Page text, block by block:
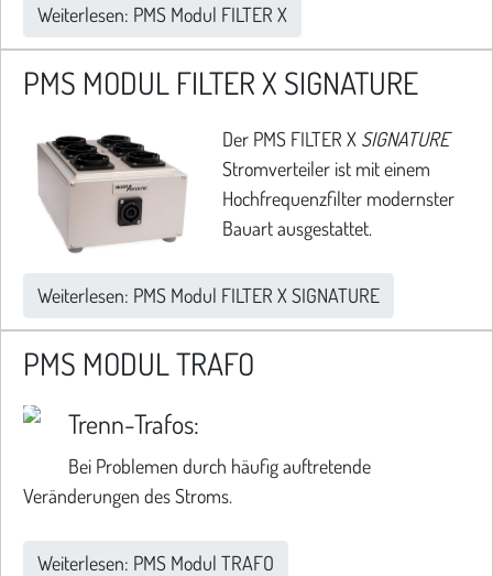
Weiterlesen: PMS Modul FILTER X
PMS MODUL FILTER X SIGNATURE
Der PMS FILTER X SIGNATURE
Stromverteiler ist mit einem
Hochfrequenzfilter modernster
Bauart ausgestattet.
Weiterlesen: PMS Modul FILTER X SIGNATURE
PMS MODUL TRAFO
Trenn-Trafos:
Bei Problemen durch häufig auftretende
Veränderungen des Stroms.
Weiterlesen: PMS Modul TRAFO